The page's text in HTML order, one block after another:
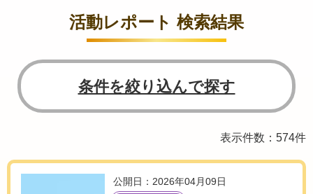
活動レポート 検索結果
条件を絞り込んで探す
表示件数：574件
公開日：2026年04月09日